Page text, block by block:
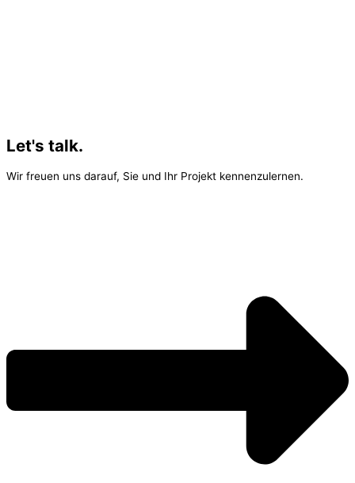
Let's talk.
Wir freuen uns darauf, Sie und Ihr Projekt kennenzulernen.